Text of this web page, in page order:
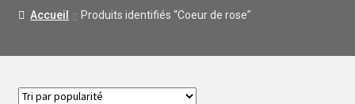
LIVRAISON
Accueil Produits identifiés “Coeur de rose”